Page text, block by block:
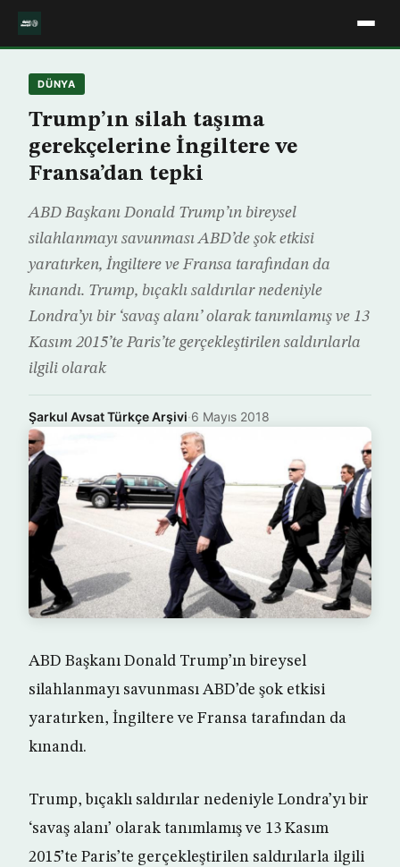
DÜNYA
Trump’ın silah taşıma
gerekçelerine İngiltere ve
Fransa’dan tepki
ABD Başkanı Donald Trump’ın bireysel
silahlanmayı savunması ABD’de şok etkisi
yaratırken, İngiltere ve Fransa tarafından da
kınandı. Trump, bıçaklı saldırılar nedeniyle
Londra’yı bir ‘savaş alanı’ olarak tanımlamış ve 13
Kasım 2015’te Paris’te gerçekleştirilen saldırılarla
ilgili olarak
Şarkul Avsat Türkçe Arşivi·6 Mayıs 2018
ABD Başkanı Donald Trump’ın bireysel
silahlanmayı savunması ABD’de şok etkisi
yaratırken, İngiltere ve Fransa tarafından da
kınandı.
Trump, bıçaklı saldırılar nedeniyle Londra’yı bir
‘savaş alanı’ olarak tanımlamış ve 13 Kasım
2015’te Paris’te gerçekleştirilen saldırılarla ilgili